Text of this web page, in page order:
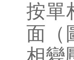
按單
面（